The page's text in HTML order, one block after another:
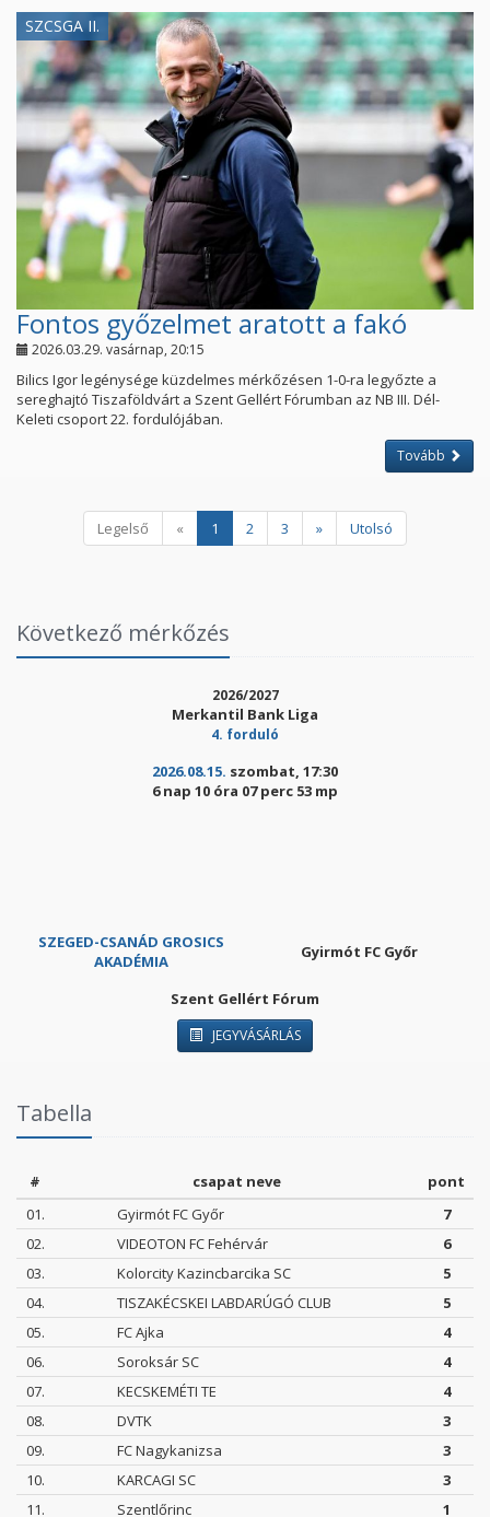
SZCSGA II.
Fontos győzelmet aratott a fakó
2026.03.29. vasárnap, 20:15
Bilics Igor legénysége küzdelmes mérkőzésen 1-0-ra legyőzte a
sereghajtó Tiszaföldvárt a Szent Gellért Fórumban az NB III. Dél-
Keleti csoport 22. fordulójában.
Tovább
Legelső « 1 2 3 » Utolsó
Következő mérkőzés
2026/2027
Merkantil Bank Liga
4. forduló
2026.08.15. szombat, 17:30
6 nap 10 óra 07 perc 52 mp
SZEGED-CSANÁD GROSICS
AKADÉMIA
Gyirmót FC Győr
Szent Gellért Fórum
JEGYVÁSÁRLÁS
Tabella
# csapat neve
pont
01.
Gyirmót FC Győr
7
02.
VIDEOTON FC Fehérvár
6
03.
Kolorcity Kazincbarcika SC
5
04.
TISZAKÉCSKEI LABDARÚGÓ CLUB
5
05.
FC Ajka
4
06.
Soroksár SC
4
07.
KECSKEMÉTI TE
4
08.
DVTK
3
09.
FC Nagykanizsa
3
10.
KARCAGI SC
3
11.
Szentlőrinc
1